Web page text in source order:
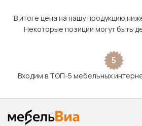
В итоге цена на нашу продукцию
Некоторые позиции могут быть
5
Входим в ТОП-5 мебельных